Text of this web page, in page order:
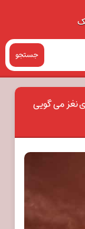
جستجو
نغز می گویی